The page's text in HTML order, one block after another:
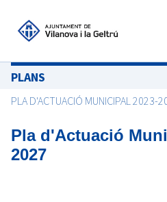
PLANS
PLA D'ACTUACIÓ MUNICIPAL 2023-
Pla d'Actuació
2027